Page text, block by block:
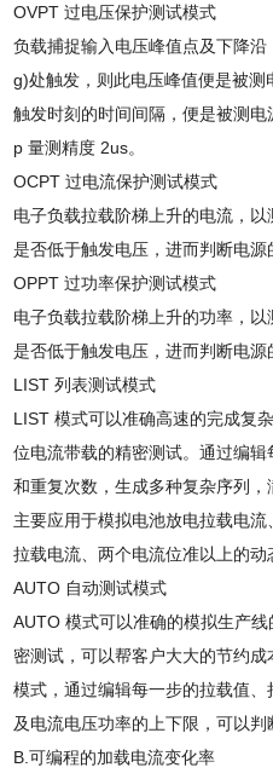
OVPT过电压保护测试模式
负载捕捉输入电压峰值点及下降
g)处触发，则此电压峰值便是被测
触发时刻的时间间隔，便是被测电
p量测精度 2us。
OCPT过电流保护测试模式
电子负载拉载阶梯上升的电流，
是否低于触发电压，进而判断电源
OPPT过功率保护测试模式
电子负载拉载阶梯上升的功率，
是否低于触发电压，进而判断电源
LIST列表测试模式
LIST模式可以准确高速的完成复
位电流带载的精密测试。通过编
和重复次数，生成多种复杂序列，
主要应用于模拟电池放电拉载电
拉载电流、两个电流位准以上的动
AUTO 自动测试模式
AUTO模式可以准确的模拟生产
密测试，可以帮客户大大的节约
模式，通过编辑每一步的拉载值
及电流电压功率的上下限，可以判
B.可编程的加载电流变化率